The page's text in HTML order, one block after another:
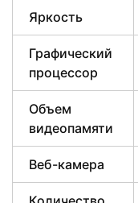
Яркость
Графический
процессор
Объем
видеопамяти
Веб-камера